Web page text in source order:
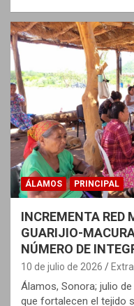
ÁLAMOS PRINCIPAL
INCREMENTA RED
GUARIJIO-
NÚMERO DE
10 de julio de 2026
Álamos, Sonora; julio
que fortalecen el tejido